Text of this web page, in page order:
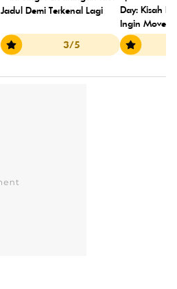
Jadul Demi Terkenal Lagi
3/5
Day: Kisah
Ingin Move